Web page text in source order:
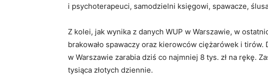
i psychoterapeuci, samodzielni księgowi, spawacze,
Z kolei, jak wynika z danych WUP w Warszawie, w
brakowało spawaczy oraz kierowców ciężarówek i
w Warszawie zarabia dziś co najmniej 8 tys. zł na rękę.
tysiąca złotych dziennie.